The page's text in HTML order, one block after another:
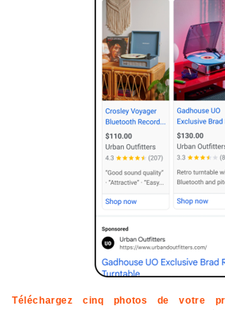
Téléchargez cinq photos de votre